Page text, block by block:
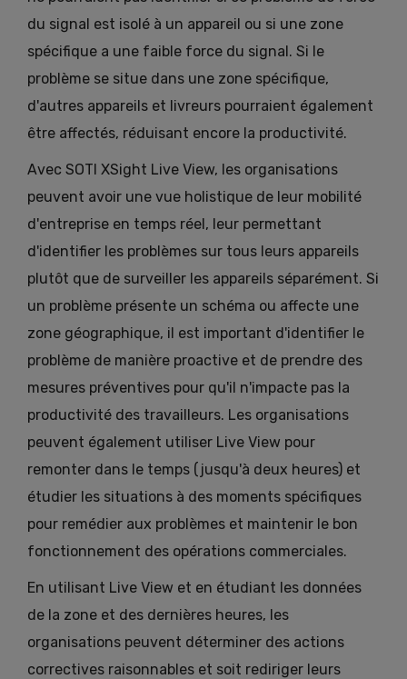
du signal est isolé à un appareil ou si une zone
spécifique a une faible force du signal. Si le
problème se situe dans une zone spécifique,
d'autres appareils et livreurs pourraient également
être affectés, réduisant encore la productivité.
Avec SOTI XSight Live View, les organisations
peuvent avoir une vue holistique de leur mobilité
d'entreprise en temps réel, leur permettant
d'identifier les problèmes sur tous leurs appareils
plutôt que de surveiller les appareils séparément. Si
un problème présente un schéma ou affecte une
zone géographique, il est important d'identifier le
problème de manière proactive et de prendre des
mesures préventives pour qu'il n'impacte pas la
productivité des travailleurs. Les organisations
peuvent également utiliser Live View pour
remonter dans le temps (jusqu'à deux heures) et
étudier les situations à des moments spécifiques
pour remédier aux problèmes et maintenir le bon
fonctionnement des opérations commerciales.
En utilisant Live View et en étudiant les données
de la zone et des dernières heures, les
organisations peuvent déterminer des actions
correctives raisonnables et soit rediriger leurs